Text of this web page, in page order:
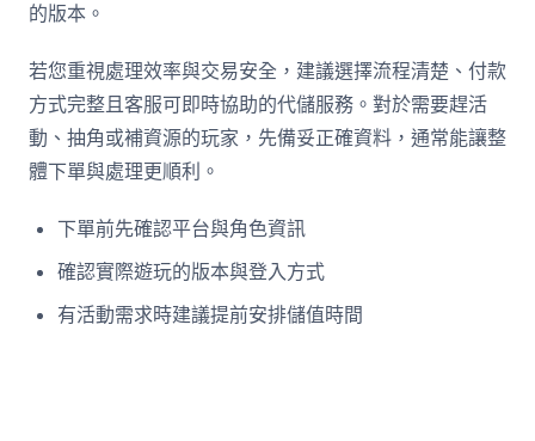
的版本。
若您重視處理效率與交易安全，建議選擇流程清楚、付款
方式完整且客服可即時協助的代儲服務。對於需要趕活
動、抽角或補資源的玩家，先備妥正確資料，通常能讓整
體下單與處理更順利。
下單前先確認平台與角色資訊
確認實際遊玩的版本與登入方式
有活動需求時建議提前安排儲值時間